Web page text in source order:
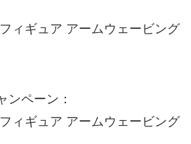
ィギュア アームウェービング
ンペーン：
ィギュア アームウェービング